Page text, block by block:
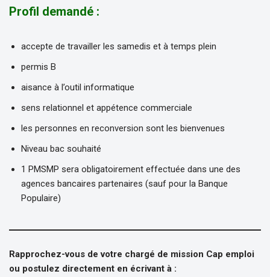
Profil demandé :
accepte de travailler les samedis et à temps plein
permis B
aisance à l’outil informatique
sens relationnel et appétence commerciale
les personnes en reconversion sont les bienvenues
Niveau bac souhaité
1 PMSMP sera obligatoirement effectuée dans une des
agences bancaires partenaires (sauf pour la Banque
Populaire)
Rapprochez-vous de votre chargé de mission Cap emploi
ou postulez directement en écrivant à :